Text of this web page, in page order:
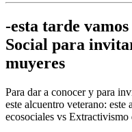
-esta tarde
Social para
muyeres
Para dar a conocer y para
este alcuentro veterano:
ecosociales vs Extractivismo